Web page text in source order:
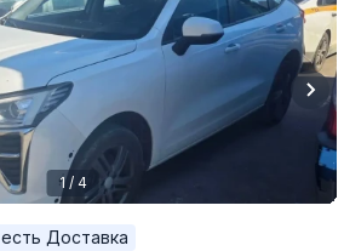
1 / 4
есть Доставка